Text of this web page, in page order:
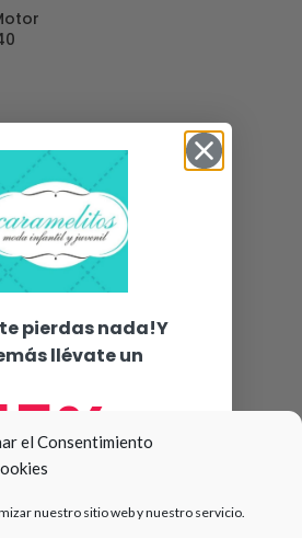
el Consentimiento
nuestro sitio web y nuestro servicio.
te pierdas nada!Y
llévate un
compra 🛍️